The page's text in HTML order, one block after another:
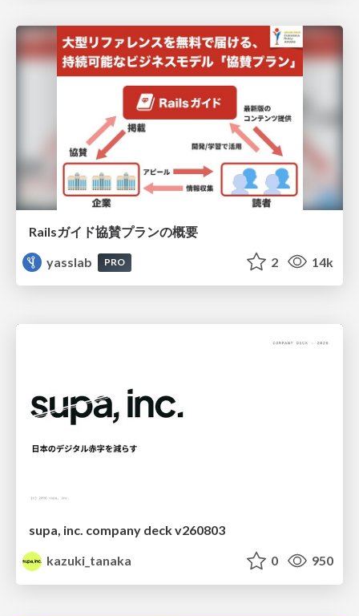
Railsガイド協賛プランの概要
yasslab
PRO 2 14k
supa, inc. company deck v260803
kazuki_tanaka
0 950